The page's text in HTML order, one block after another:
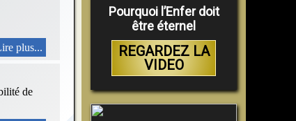
plus...
de
Pourquoi l’Enfer doit
être éternel
REGARDEZ LA
VIDEO